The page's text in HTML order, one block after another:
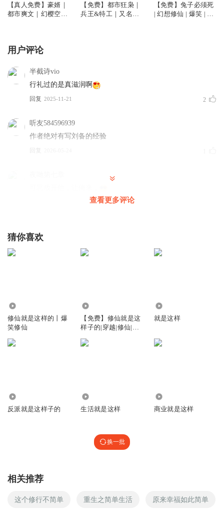
【真人免费】豪婿｜
都市爽文｜幻樱空｜
【免费】都市狂枭｜
兵王&特工｜又名：
【免费】兔子必须死
| 幻想修仙 | 爆笑 | 幻
用户评论
半截诗vio
行礼过的是真滋润啊
回复 2025-11-21 2
听友584596939
作者绝对有写刘备的经验
回复
吐口水
回复 2025-03-29
查看更多评论
猜你喜欢
修仙就是这样的丨爆
笑修仙
【免费】修仙就是这
样子的|穿越|修仙|轻
就是这样
反派就是这样子的 生活就是这样 商业就是这样
换一批
相关推荐
这个修行不简单 重生之简单生活 原来幸福如此简单